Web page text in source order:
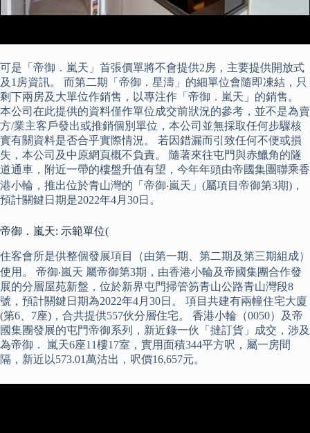
可是「帝御．嵐天」首張價單將不會提供2房，主要提供開放式
及1房資訊。 而第二期「帝御．星濤」的細單位會隨即凍結，只
剩下兩房及大單位作銷售，以專注作「帝御．嵐天」的銷售。
本公司在此提供的資料僅作單位成交前狀況的參考，並不是為賣
方/業主客戶發出或推銷個別單位，本公司並無採取任何步驟核
實有關資料是否合乎實際情況。 若因錯漏而引致任何不便或損
失，本公司及中原網頁概不負責。 隨著來往屯門與赤鱲角的隧
道通車，附近一帶的樓盤升值有望，今年年頭由帝國集團聯乘香
港小輪，推出位於青山灣的「帝御‧嵐天」(屬項目帝御第3期)，
預計關鍵日期是2022年4月30日。
帝御．嵐天: 示範單位(
住客會所是供整個發展項目（由第一期、第二期及第三期組成）
使用。 帝御‧嵐天 屬帝御第3期，由香港小輪及帝國集團合作發
展的分層屋苑新盤，位於新界屯門掃管笏青山公路青山灣段8
號，預計關鍵日期為2022年4月30日。 項目共建有兩幢住宅大廈
(第6、7座)，合共提供557伙分層住宅。 香港小輪（0050）及帝
國集團發展的屯門帝御系列，新近錄一伙「撻訂貨」成交，涉及
為帝御． 嵐天6座11樓17室，實用面積344平方呎，屬一房間
隔，新近以573.01萬沽出，呎價16,657元。